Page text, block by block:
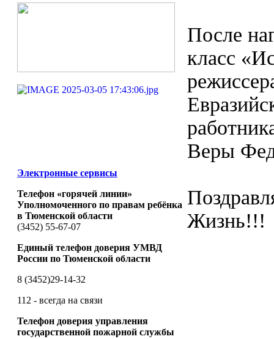
Электронные сервисы
Телефон «горячей линии»
Уполномоченного по правам ребёнка
в Тюменской области
(3452) 55-67-07
Единый телефон доверия УМВД
России по Тюменской области
8 (3452)29-14-32
112 - всегда на связи
Телефон доверия управления
государственной пожарной службы
После
класс
Веры
Жизнь!!!